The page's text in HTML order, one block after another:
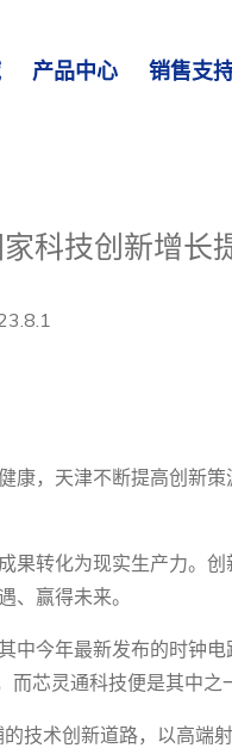
产品中心 销售支
科技创新增长
，天津不断提高创新
转化为现实生产力。
、赢得未来。
今年最新发布的时钟
芯灵通科技便是其中之
技术创新道路，以高端